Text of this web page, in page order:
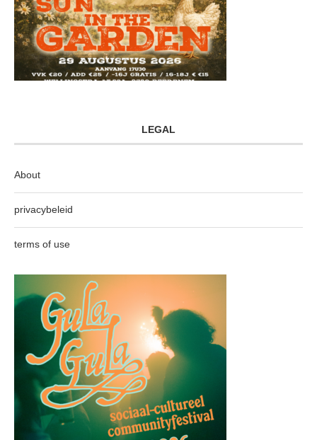
LEGAL
About
privacybeleid
terms of use